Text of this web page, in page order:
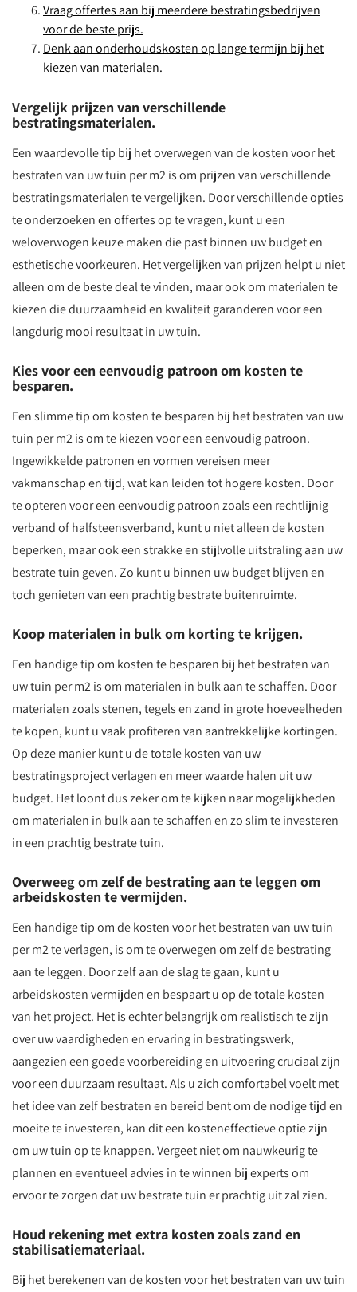
Vraag offertes aan bij meerdere bestratingsbedrijven
voor de beste prijs.
Denk aan onderhoudskosten op lange termijn bij het
kiezen van materialen.
Vergelijk prijzen van verschillende
bestratingsmaterialen.
Een waardevolle tip bij het overwegen van de kosten voor het
bestraten van uw tuin per m2 is om prijzen van verschillende
bestratingsmaterialen te vergelijken. Door verschillende opties
te onderzoeken en offertes op te vragen, kunt u een
weloverwogen keuze maken die past binnen uw budget en
esthetische voorkeuren. Het vergelijken van prijzen helpt u niet
alleen om de beste deal te vinden, maar ook om materialen te
kiezen die duurzaamheid en kwaliteit garanderen voor een
langdurig mooi resultaat in uw tuin.
Kies voor een eenvoudig patroon om kosten te
besparen.
Een slimme tip om kosten te besparen bij het bestraten van uw
tuin per m2 is om te kiezen voor een eenvoudig patroon.
Ingewikkelde patronen en vormen vereisen meer
vakmanschap en tijd, wat kan leiden tot hogere kosten. Door
te opteren voor een eenvoudig patroon zoals een rechtlijnig
verband of halfsteensverband, kunt u niet alleen de kosten
beperken, maar ook een strakke en stijlvolle uitstraling aan uw
bestrate tuin geven. Zo kunt u binnen uw budget blijven en
toch genieten van een prachtig bestrate buitenruimte.
Koop materialen in bulk om korting te krijgen.
Een handige tip om kosten te besparen bij het bestraten van
uw tuin per m2 is om materialen in bulk aan te schaffen. Door
materialen zoals stenen, tegels en zand in grote hoeveelheden
te kopen, kunt u vaak profiteren van aantrekkelijke kortingen.
Op deze manier kunt u de totale kosten van uw
bestratingsproject verlagen en meer waarde halen uit uw
budget. Het loont dus zeker om te kijken naar mogelijkheden
om materialen in bulk aan te schaffen en zo slim te investeren
in een prachtig bestrate tuin.
Overweeg om zelf de bestrating aan te leggen om
arbeidskosten te vermijden.
Een handige tip om de kosten voor het bestraten van uw tuin
per m2 te verlagen, is om te overwegen om zelf de bestrating
aan te leggen. Door zelf aan de slag te gaan, kunt u
arbeidskosten vermijden en bespaart u op de totale kosten
van het project. Het is echter belangrijk om realistisch te zijn
over uw vaardigheden en ervaring in bestratingswerk,
aangezien een goede voorbereiding en uitvoering cruciaal zijn
voor een duurzaam resultaat. Als u zich comfortabel voelt met
het idee van zelf bestraten en bereid bent om de nodige tijd en
moeite te investeren, kan dit een kosteneffectieve optie zijn
om uw tuin op te knappen. Vergeet niet om nauwkeurig te
plannen en eventueel advies in te winnen bij experts om
ervoor te zorgen dat uw bestrate tuin er prachtig uit zal zien.
Houd rekening met extra kosten zoals zand en
stabilisatiemateriaal.
Bij het berekenen van de kosten voor het bestraten van uw tuin